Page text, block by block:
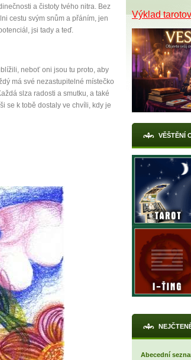
a
ZDARMA!
a čistoty tvého nitra. Bez
cestu svým snům a přáním, jen
jsi tady a teď.
neboť oni jsou tu proto, aby
má své nezastupitelné místečko
slza radosti a smutku, a také
se k tobě dostaly ve chvíli, kdy je
Výklad
VĚŠTĚNÍ
Abecední